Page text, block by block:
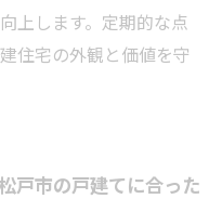
上します。定期的な点
住宅の外観と価値を守
戸市の戸建てに合った